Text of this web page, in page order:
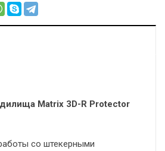
Matrix 3D-R Protector
со штекерными